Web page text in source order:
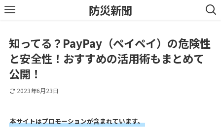
防災新聞
知ってる？PayPay（ペイペイ）の危険性
と安全性！おすすめの活用術もまとめて
公開！
2023年6月23日
本サイトはプロモーションが含まれています。